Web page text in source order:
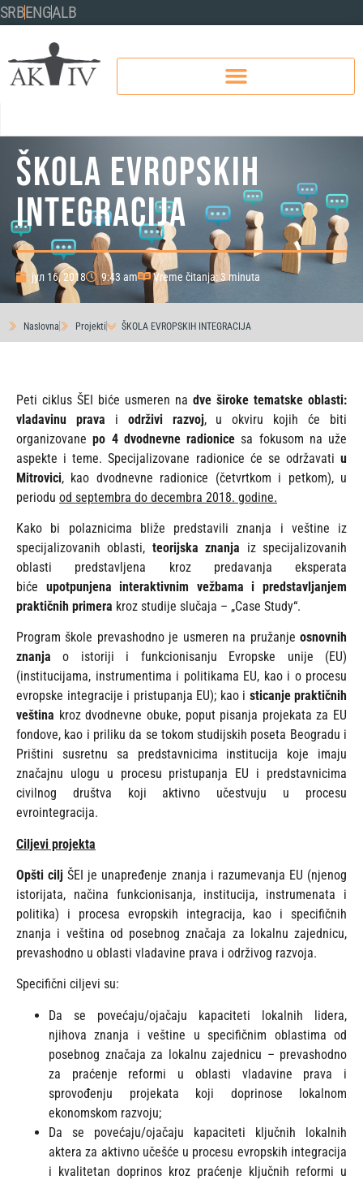
SRBENGALB
ŠKOLA EVROPSKIH
INTEGRACIJA
јул 16, 2018 9:43 am Vreme čitanja: 3 minuta
Naslovna Projekti ŠKOLA EVROPSKIH INTEGRACIJA
Peti ciklus ŠEI biće usmeren na dve široke tematske oblasti:
vladavinu prava i održivi razvoj, u okviru kojih će biti
organizovanepo 4 dvodnevne radionice sa fokusom na uže
aspekte i teme. Specijalizovane radionice će se održavati u
Mitrovici, kao dvodnevne radionice (četvrtkom i petkom), u
periodu od septembra do decembra 2018. godine.
Kako bi polaznicima bliže predstavili znanja i veštine iz
specijalizovanih oblasti, teorijska znanja iz specijalizovanih
oblasti predstavljena kroz predavanja eksperata
biće upotpunjena interaktivnim vežbama i predstavljanjem
praktičnih primera kroz studije slučaja – „Case Study“.
Program škole prevashodno je usmeren na pružanje osnovnih
znanja o istoriji i funkcionisanju Evropske unije (EU)
(institucijama, instrumentima i politikama EU, kao i o procesu
evropske integracije i pristupanja EU); kao i sticanje praktičnih
veština kroz dvodnevne obuke, poput pisanja projekata za EU
fondove, kao i priliku da se tokom studijskih poseta Beogradu i
Prištini susretnu sa predstavnicima institucija koje imaju
značajnu ulogu u procesu pristupanja EU i predstavnicima
civilnog društva koji aktivno učestvuju u procesu
evrointegracija.
Ciljevi projekta
Opšti ciljŠEI je unapređenje znanja i razumevanja EU (njenog
istorijata, načina funkcionisanja, institucija, instrumenata i
politika) i procesa evropskih integracija, kao i specifičnih
znanja i veština od posebnog značaja za lokalnu zajednicu,
prevashodno u oblasti vladavine prava i održivog razvoja.
Specifični ciljevi su:
Da se povećaju/ojačaju kapaciteti lokalnih lidera,
njihova znanja i veštine u specifičnim oblastima od
posebnog značaja za lokalnu zajednicu – prevashodno
za praćenje reformi u oblasti vladavine prava i
sprovođenju projekata koji doprinose lokalnom
ekonomskom razvoju;
Da se povećaju/ojačaju kapaciteti ključnih lokalnih
aktera za aktivno učešće u procesu evropskih integracija
i kvalitetan doprinos kroz praćenje ključnih reformi u